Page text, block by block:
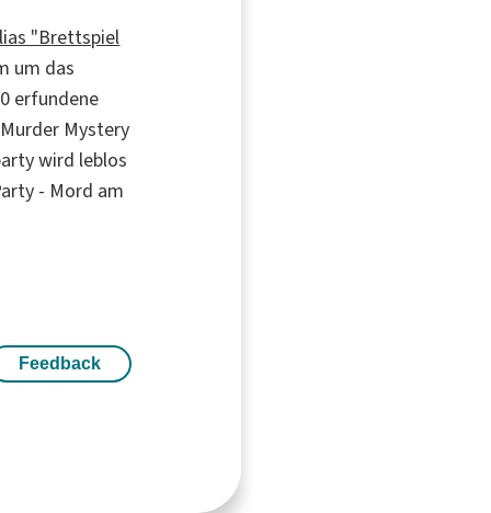
"Brettspiel
um das
erfundene
Mystery
wird leblos
- Mord am
Feedback